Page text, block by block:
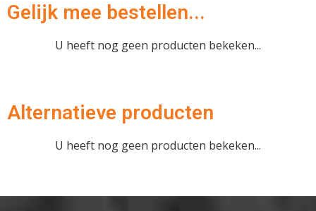
Gelijk mee bestellen...
U heeft nog geen producten bekeken...
Alternatieve producten
U heeft nog geen producten bekeken...